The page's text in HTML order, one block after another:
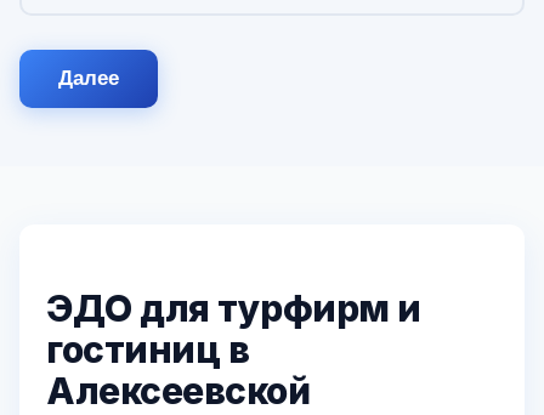
Далее
ЭДО для турфирм и
гостиниц в
Алексеевской